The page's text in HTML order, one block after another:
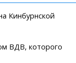
Кинбурнской
ВДВ, которого